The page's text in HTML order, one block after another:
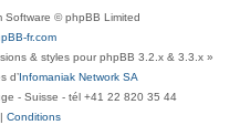
Software © phpBB Limited
fr.com
& styles pour phpBB 3.2.x & 3.3.x »
d’ Infomaniak Network SA
- Suisse - tél +41 22 820 35 44
Conditions